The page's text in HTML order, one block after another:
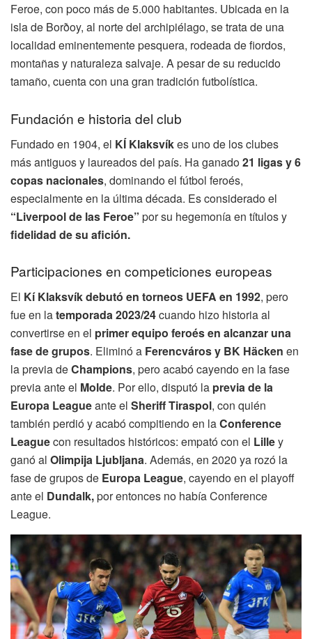
Feroe, con poco más de 5.000 habitantes. Ubicada en la
isla de Borðoy, al norte del archipiélago, se trata de una
localidad eminentemente pesquera, rodeada de fiordos,
montañas y naturaleza salvaje. A pesar de su reducido
tamaño, cuenta con una gran tradición futbolística.
Fundación e historia del club
Fundado en 1904, el KÍ Klaksvíkes uno de los clubes
más antiguos y laureados del país. Ha ganado21 ligas y 6
copas nacionales, dominando el fútbol feroés,
especialmente en la última década. Es considerado el
“Liverpool de las Feroe” por su hegemonía en títulos y
fidelidad de su afición.
Participaciones en competiciones europeas
El Kí Klaksvík debutó en torneos UEFA en 1992, pero
fue en latemporada 2023/24cuando hizo historia al
convertirse en el primer equipo feroés en alcanzar una
fase de grupos. Eliminó a Ferencváros y BK Häcken en
la previa deChampions, pero acabó cayendo en la fase
previa ante el Molde. Por ello, disputó la previa de la
Europa Leagueante el Sheriff Tiraspol, con quién
también perdió y acabó compitiendo en laConference
Leaguecon resultados históricos: empató con el Lilley
ganó al Olimpija Ljubljana. Además, en 2020 ya rozó la
fase de grupos de Europa League, cayendo en el playoff
ante el Dundalk,por entonces no había Conference
League.